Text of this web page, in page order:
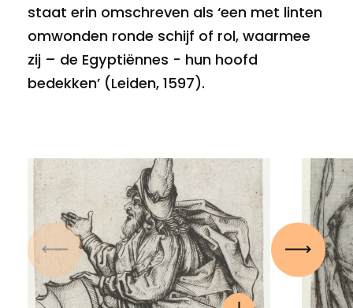
staat erin omschreven als ‘een met linten
omwonden ronde schijf of rol, waarmee
zij – de Egyptiënnes - hun hoofd
bedekken’ (Leiden, 1597).
Vorige